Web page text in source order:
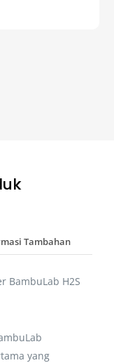
Tambahan
BambuLab H2S
yang